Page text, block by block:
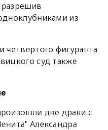
из
четвертого фигуранта
суд также
две драки с
Александра